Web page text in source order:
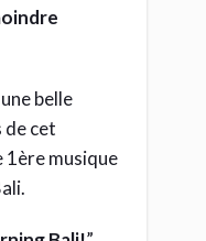
belle
de cet
1ère musique